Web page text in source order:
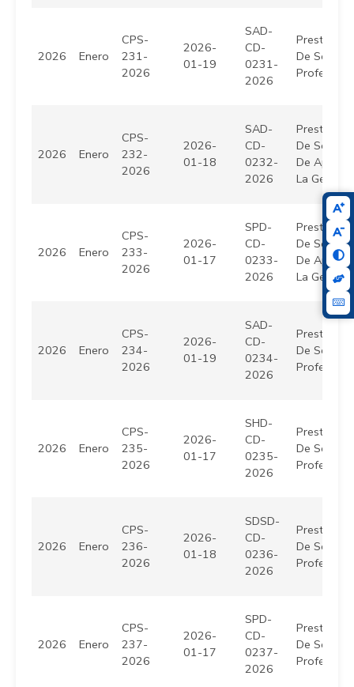
2026 Enero
CPS-
231-
2026
2026-
01-19
SAD-
CD-
0231-
2026
Prestación
De
2026 Enero
CPS-
232-
2026
2026-
01-18
SAD-
CD-
0232-
2026
Prestación
De
De Apoyo
La Gestión
2026 Enero
CPS-
233-
2026
2026-
01-17
SPD-
CD-
0233-
2026
Prestación
De
De Apoyo
La Gestión
2026 Enero
CPS-
234-
2026
2026-
01-19
SAD-
CD-
0234-
2026
Prestación
De
2026 Enero
CPS-
235-
2026
2026-
01-17
SHD-
CD-
0235-
2026
Prestación
De
2026 Enero
CPS-
236-
2026
2026-
01-18
SDSD-
CD-
0236-
2026
Prestación
De
2026 Enero
CPS-
237-
2026
2026-
01-17
SPD-
CD-
0237-
2026
Prestación
De